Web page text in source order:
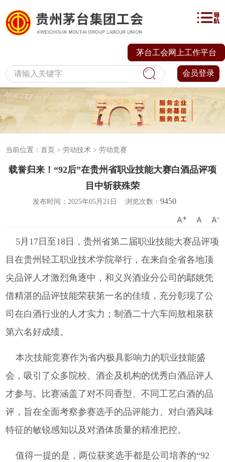
茅台工会网上工作平台
会员登录
当前位置：首页 >劳动技术 >劳动竞赛
载誉归来！“92后”在贵州省职业技能大赛白酒品评项
目中斩获殊荣
发布时间：2025年05月21日 浏览次数： 9450
5月17日至18日，贵州省第二届职业技能大赛品评项
目在贵州轻工职业技术学院举行，在来自全省各地顶
尖品评人才激烈角逐中，和义兴酒业分公司的鄢姚凭
借精湛的品评技能荣获第一名的佳绩，充分彰现了公
司在白酒行业的人才实力；制酒二十六车间敖相泉获
第六名好成绩。
本次技能竞赛作为省内极具影响力的职业技能盛
会，吸引了众多院校、酒企及机构的优秀白酒品评人
才参与。比赛涵盖了对不同香型、不同工艺白酒的品
评，旨在全面考察参赛选手的品评能力、对白酒风味
特征的敏锐感知以及对酒体质量的精准把控。
值得一提的是，两位获奖选手都是公司培养的“92